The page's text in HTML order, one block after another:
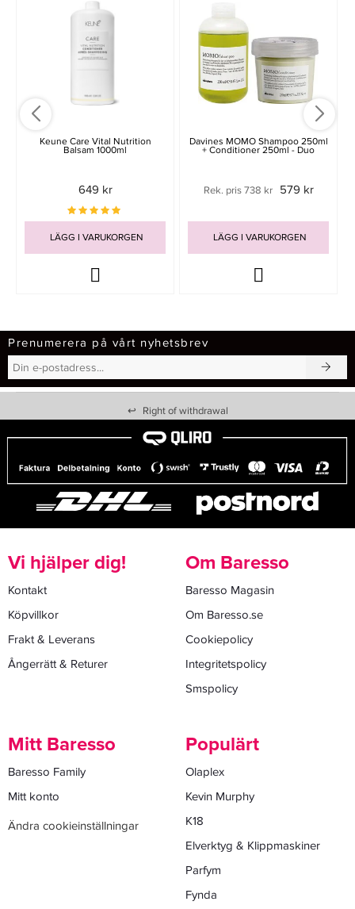
Keune Care Vital Nutrition
Balsam 1000ml
649 kr
LÄGG I VARUKORGEN
Davines MOMO Shampoo 250ml
+ Conditioner 250ml - Duo
Rek. pris 738 kr 579 kr
LÄGG I VARUKORGEN
Prenumerera på vårt nyhetsbrev
↩ Right of withdrawal
Vi hjälper dig!
Kontakt
Köpvillkor
Frakt & Leverans
Ångerrätt & Returer
Om Baresso
Baresso Magasin
Om Baresso.se
Cookiepolicy
Integritetspolicy
Smspolicy
Mitt Baresso
Baresso Family
Mitt konto
Ändra cookieinställningar
Populärt
Olaplex
Kevin Murphy
K18
Elverktyg & Klippmaskiner
Parfym
Fynda